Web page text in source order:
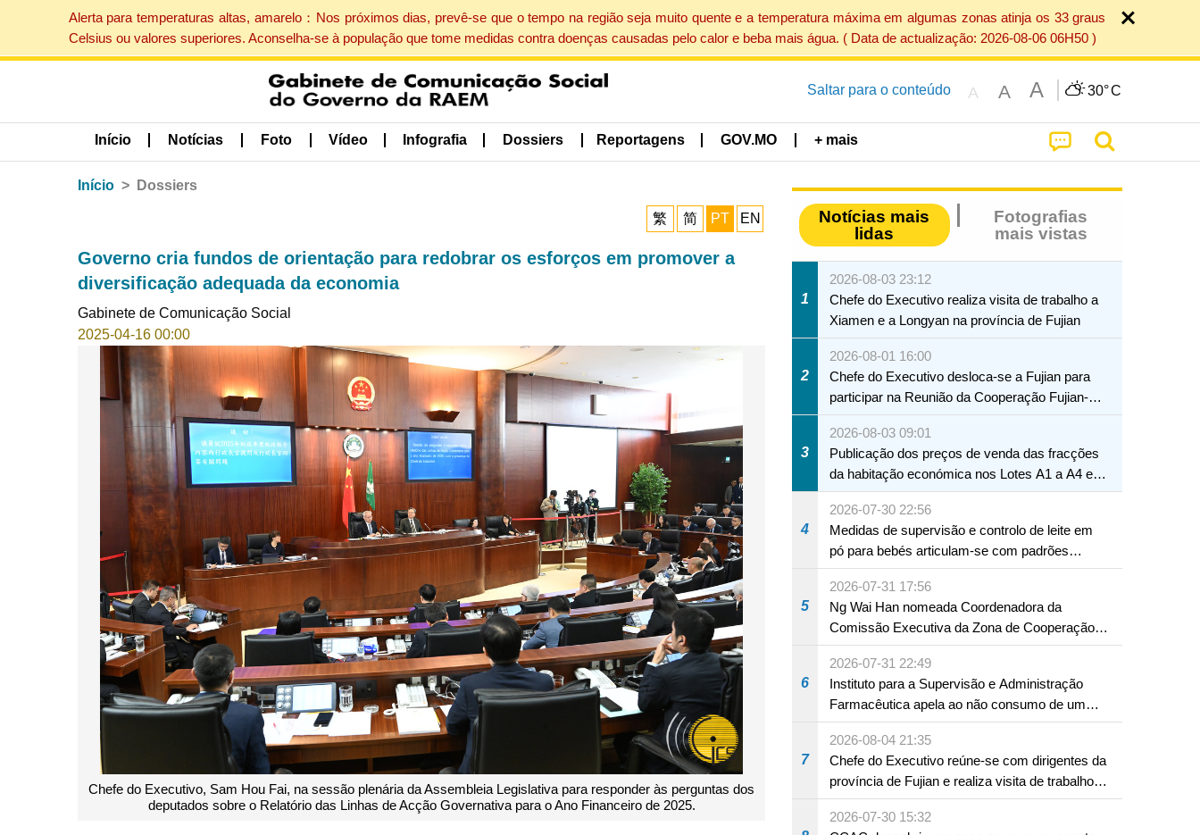
Alerta para temperaturas altas, amarelo：Nos próximos dias, prevê-se que o tempo na região seja muito quente e a temperatura máxima em algumas zonas atinja os 33 graus
Celsius ou valores superiores. Aconselha-se à população que tome medidas contra doenças causadas pelo calor e beba mais água. ( Data de actualização: 2026-08-06 06H50 )
Saltar para o conteúdo A A A 30°C
Início Notícias Foto Vídeo Infografia Dossiers Reportagens GOV.MO + mais
Início Dossiers
繁 简 PT EN
Governo cria fundos de orientação para redobrar os esforços em promover a
diversificação adequada da economia
Gabinete de Comunicação Social
2025-04-16 00:00
Chefe do Executivo, Sam Hou Fai, na sessão plenária da Assembleia Legislativa para responder às perguntas dos
deputados sobre o Relatório das Linhas de Acção Governativa para o Ano Financeiro de 2025.
Notícias mais
lidas
Fotografias
mais vistas
1
2026-08-03 23:12
Chefe do Executivo realiza visita de trabalho a
Xiamen e a Longyan na província de Fujian
2
2026-08-01 16:00
Chefe do Executivo desloca-se a Fujian para
participar na Reunião da Cooperação Fujian-
Macau
3
2026-08-03 09:01
Publicação dos preços de venda das fracções
da habitação económica nos Lotes A1 a A4 e
A12 da Zona A dos Novos Aterros
4
2026-07-30 22:56
Medidas de supervisão e controlo de leite em
pó para bebés articulam-se com padrões
internacionais Serviços interdepartamentais
envidam esforços para assegurar a saúde dos
bebés e crianças, assim como a segurança
alimentar
5
2026-07-31 17:56
Ng Wai Han nomeada Coordenadora da
Comissão Executiva da Zona de Cooperação
Aprofundada entre Guangdong e Macau em
Hengqin
6
2026-07-31 22:49
Instituto para a Supervisão e Administração
Farmacêutica apela ao não consumo de um
produto com substâncias medicamentosas
ocidentais
7
2026-08-04 21:35
Chefe do Executivo reúne-se com dirigentes da
província de Fujian e realiza visita de trabalho
em Fuzhou
2026-07-30 15:32